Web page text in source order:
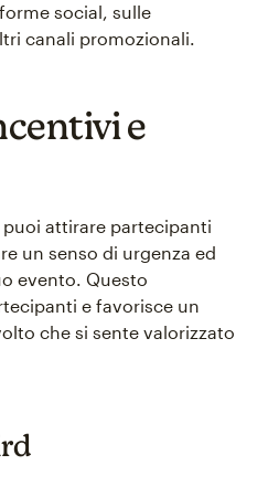
social, sulle
canali promozionali.
e
attirare partecipanti
un senso di urgenza ed
evento. Questo
e favorisce un
che si sente valorizzato